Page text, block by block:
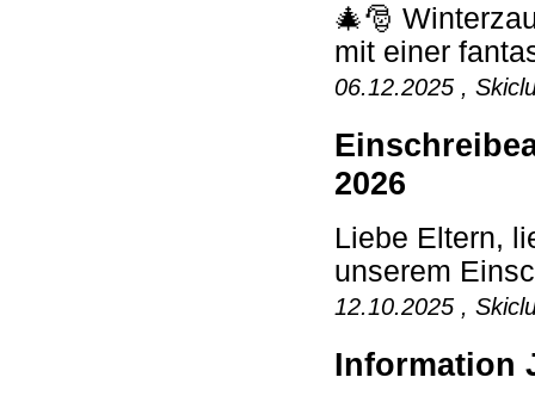
🎄🎅
mit einer
06.12.2025 ,
2026
Liebe Eltern,
unserem
12.10.2025 ,
Information